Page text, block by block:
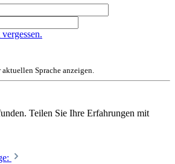
Sprache anzeigen.
Teilen Sie Ihre Erfahrungen mit